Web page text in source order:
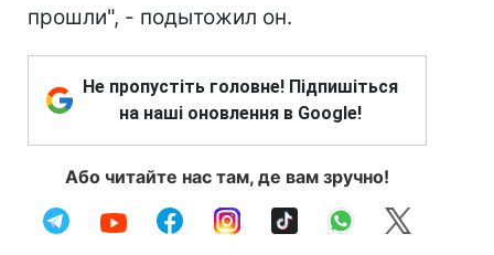
прошли", - подытожил он.
Не пропустіть головне! Підпишіться
на наші оновлення в Google!
Або читайте нас там, де вам зручно!